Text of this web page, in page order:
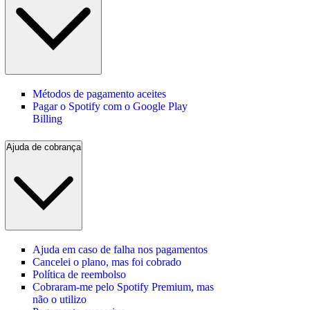
Métodos de pagamento aceites
Pagar o Spotify com o Google Play
Billing
Ajuda de cobrança
Ajuda em caso de falha nos pagamentos
Cancelei o plano, mas foi cobrado
Política de reembolso
Cobraram-me pelo Spotify Premium, mas
não o utilizo